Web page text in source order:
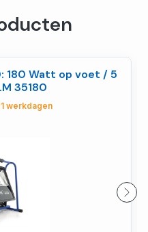
180 Watt op voet / 5
35180
werkdagen